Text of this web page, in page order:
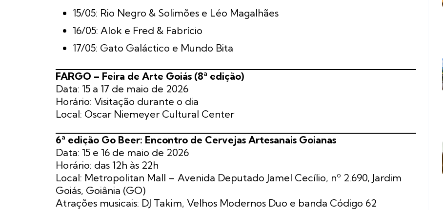
15/05: Rio Negro & Solimões e Léo Magalhães
16/05: Alok e Fred & Fabrício
17/05: Gato Galáctico e Mundo Bita
FARGO – Feira de Arte Goiás (8ª edição)
Data: 15 a 17 de maio de 2026
Horário: Visitação durante o dia
Local: Oscar Niemeyer Cultural Center
6ª edição Go Beer: Encontro de Cervejas Artesanais Goianas
Data: 15 e 16 de maio de 2026
Horário: das 12h às 22h
Local: Metropolitan Mall – Avenida Deputado Jamel Cecílio, nº 2.690, Jardim
Goiás, Goiânia (GO)
Atrações musicais: DJ Takim, Velhos Modernos Duo e banda Código 62